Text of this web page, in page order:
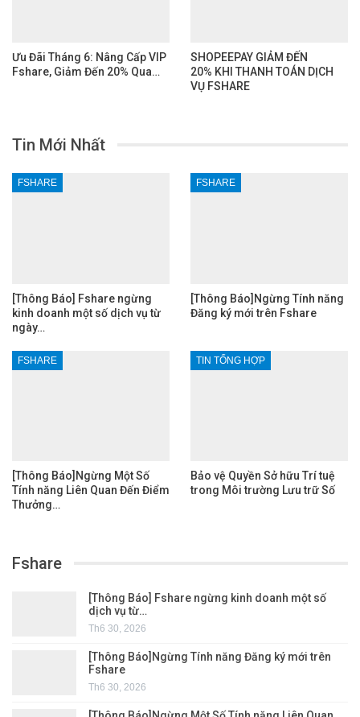
Ưu Đãi Tháng 6: Nâng Cấp VIP
Fshare, Giảm Đến 20% Qua…
SHOPEEPAY GIẢM ĐẾN
20% KHI THANH TOÁN DỊCH
VỤ FSHARE
Tin Mới Nhất
FSHARE
[Thông Báo] Fshare ngừng
kinh doanh một số dịch vụ từ
ngày…
FSHARE
[Thông Báo]Ngừng Tính năng
Đăng ký mới trên Fshare
FSHARE
[Thông Báo]Ngừng Một Số
Tính năng Liên Quan Đến Điểm
Thưởng…
TIN TỔNG HỢP
Bảo vệ Quyền Sở hữu Trí tuệ
trong Môi trường Lưu trữ Số
Fshare
[Thông Báo] Fshare ngừng kinh doanh một số
dịch vụ từ…
Th6 30, 2026
[Thông Báo]Ngừng Tính năng Đăng ký mới trên
Fshare
Th6 30, 2026